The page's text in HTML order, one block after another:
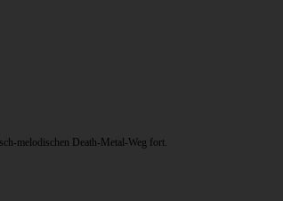
melodischen Death-Metal-Weg fort.